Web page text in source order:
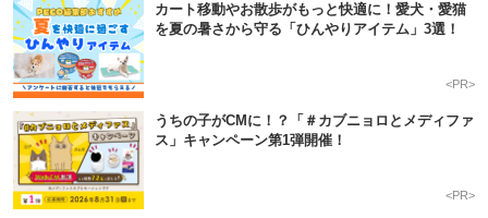
カート移動やお散歩がもっと快適に！愛犬・愛猫
を夏の暑さから守る「ひんやりアイテム」3選！
<PR>
うちの子がCMに！？「＃カブニョロとメディファ
ス」キャンペーン第1弾開催！
<PR>